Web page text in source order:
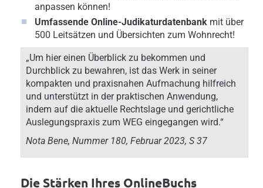
anpassen können!
Umfassende Online-Judikaturdatenbank mit über
500 Leitsätzen und Übersichten zum Wohnrecht!
„Um hier einen Überblick zu bekommen und
Durchblick zu bewahren, ist das Werk in seiner
kompakten und praxisnahen Aufmachung hilfreich
und unterstützt in der praktischen Anwendung,
indem auf die aktuelle Rechtslage und gerichtliche
Auslegungspraxis zum WEG eingegangen wird.“
Nota Bene, Nummer 180, Februar 2023, S 37
Die Stärken Ihres OnlineBuchs